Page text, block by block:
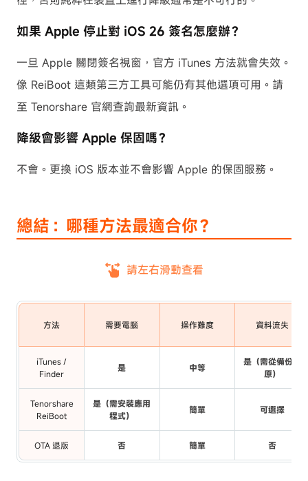
如果 Apple 停止對 iOS 26 簽名怎麼辦？
一旦 Apple 關閉簽名視窗，官方 iTunes 方法就會失效。
像 ReiBoot 這類第三方工具可能仍有其他選項可用。請
至 Tenorshare 官網查詢最新資訊。
降級會影響 Apple 保固嗎？
不會。更換 iOS 版本並不會影響 Apple 的保固服務。
總結：哪種方法最適合你？
請左右滑動查看
方法 需要電腦 操作難度 資料流失
iTunes /
Finder
是 中等
是（需從備份還
原）
Tenorshare
ReiBoot
是（需安裝應用
程式）
簡單 可選擇
OTA 退版 否 簡單 否